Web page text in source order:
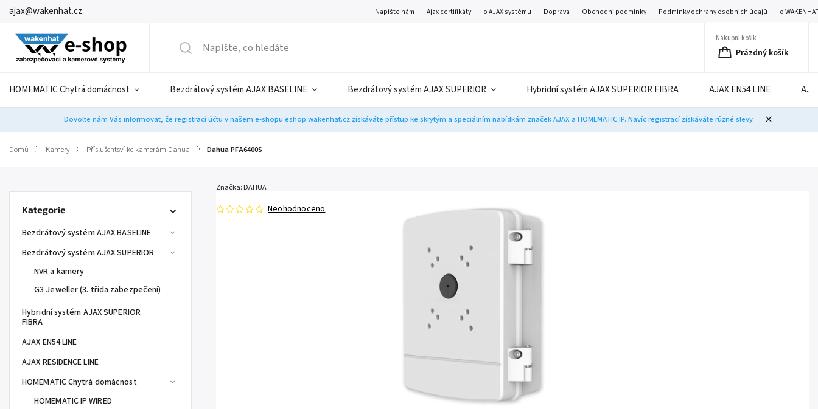
ajax@wakenhat.cz Napište nám Ajax certifikáty o AJAX systému Doprava Obchodní podmínky Podmínky ochrany osobních údajů o
Nákupní košík
Prázdný košík
HOMEMATIC Chytrá domácnost Bezdrátový systém AJAX BASELINE Bezdrátový systém AJAX SUPERIOR Hybridní systém AJAX SUPERIOR FIBRA AJAX EN54 LINE
Dovolte nám Vás informovat, že registrací účtu v našem e-shopu eshop.wakenhat.cz získáváte přístup ke skrytým a speciálním nabídkám značek AJAX a HOMEMATIC IP. Navíc registrací získáváte různé slevy.
Domů / Kamery / Příslušentsví ke kamerám Dahua / Dahua PFA6400S
Kategorie
Bezdrátový systém AJAX BASELINE
Bezdrátový systém AJAX SUPERIOR
NVR a kamery
G3 Jeweller (3. třída zabezpečení)
Hybridní systém AJAX SUPERIOR
FIBRA
AJAX EN54 LINE
AJAX RESIDENCE LINE
HOMEMATIC Chytrá domácnost
HOMEMATIC IP WIRED
Neohodnoceno
Značka: DAHUA